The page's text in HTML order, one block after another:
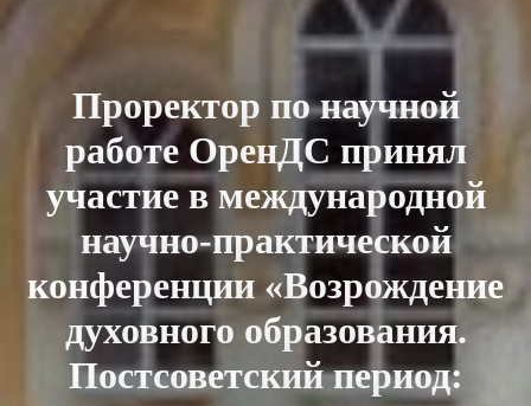
Проректор по научной
работе ОренДС принял
участие в международной
научно-практической
конференции «Возрождение
духовного образования.
Постсоветский период: